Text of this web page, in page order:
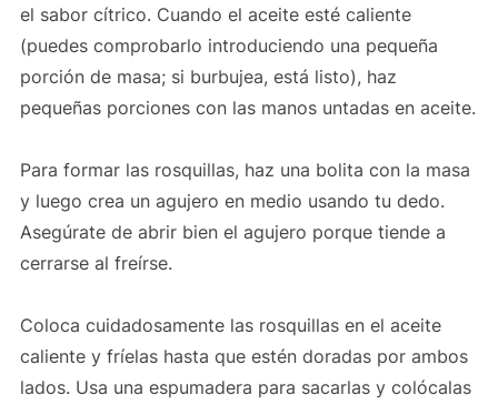
el sabor cítrico. Cuando el aceite esté caliente
(puedes comprobarlo introduciendo una pequeña
porción de masa; si burbujea, está listo), haz
pequeñas porciones con las manos untadas en aceite.
Para formar las rosquillas, haz una bolita con la masa
y luego crea un agujero en medio usando tu dedo.
Asegúrate de abrir bien el agujero porque tiende a
cerrarse al freírse.
Coloca cuidadosamente las rosquillas en el aceite
caliente y fríelas hasta que estén doradas por ambos
lados. Usa una espumadera para sacarlas y colócalas